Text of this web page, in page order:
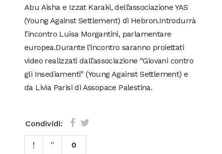
Abu Aisha e Izzat Karaki, dell’associazione YAS
(Young Against Settlement) di Hebron.Introdurrà
l’incontro Luisa Morgantini, parlamentare
europea.Durante l’incontro saranno proiettati
video realizzati dall’associazione “Giovani contro
gli Insediamenti” (Young Against Settlement) e
da Livia Parisi di Assopace Palestina.
Condividi:
0